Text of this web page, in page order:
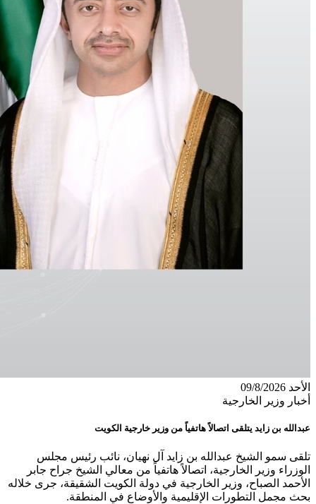
الأحد 09/8/2026
أخبار وزير الخارجية
عبدالله بن زايد يتلقى اتصالاً هاتفياً من وزير خارجية الكويت
تلقى سمو الشيخ عبدالله بن زايد آل نهيان، نائب رئيس مجلس
الوزراء وزير الخارجية، اتصالاً هاتفياً من معالي الشيخ جراح جابر
الأحمد الصباح، وزير الخارجية في دولة الكويت الشقيقة، جرى خلاله
بحث مجمل التطورات الإقليمية والأوضاع في المنطقة.